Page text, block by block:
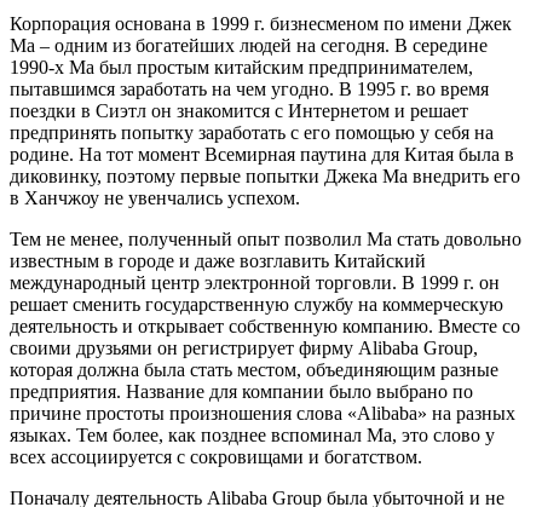
Корпорация основана в 1999 г. бизнесменом по имени Джек
Ма – одним из богатейших людей на сегодня. В середине
1990-х Ма был простым китайским предпринимателем,
пытавшимся заработать на чем угодно. В 1995 г. во время
поездки в Сиэтл он знакомится с Интернетом и решает
предпринять попытку заработать с его помощью у себя на
родине. На тот момент Всемирная паутина для Китая была в
диковинку, поэтому первые попытки Джека Ма внедрить его
в Ханчжоу не увенчались успехом.
Тем не менее, полученный опыт позволил Ма стать довольно
известным в городе и даже возглавить Китайский
международный центр электронной торговли. В 1999 г. он
решает сменить государственную службу на коммерческую
деятельность и открывает собственную компанию. Вместе со
своими друзьями он регистрирует фирму Alibaba Group,
которая должна была стать местом, объединяющим разные
предприятия. Название для компании было выбрано по
причине простоты произношения слова «Alibaba» на разных
языках. Тем более, как позднее вспоминал Ма, это слово у
всех ассоциируется с сокровищами и богатством.
Поначалу деятельность Alibaba Group была убыточной и не